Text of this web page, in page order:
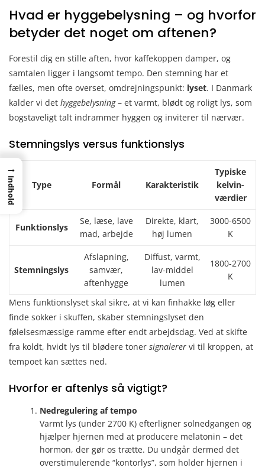
Hvad er hyggebelysning – og hvorfor
betyder det noget om aftenen?
Forestil dig en stille aften, hvor kaffekoppen damper, og
samtalen ligger i langsomt tempo. Den stemning har et
fælles, men ofte overset, omdrejningspunkt: lyset. I Danmark
kalder vi det hyggebelysning– et varmt, blødt og roligt lys, som
bogstaveligt talt indrammer hyggen og inviterer til nærvær.
Stemningslys versus funktionslys
Type Formål Karakteristik
Typiske
kelvin-
værdier
Funktionslys
Se, læse, lave
mad, arbejde
Direkte, klart,
høj lumen
3000-6500
K
Stemningslys
Afslapning,
samvær,
aftenhygge
Diffust, varmt,
lav-middel
lumen
1800-2700
K
Mens funktionslyset skal sikre, at vi kan finhakke løg eller
finde sokker i skuffen, skaber stemningslyset den
følelsesmæssige ramme efter endt arbejdsdag. Ved at skifte
fra koldt, hvidt lys til blødere toner signalerer vi til kroppen, at
tempoet kan sættes ned.
Hvorfor er aftenlys så vigtigt?
Nedregulering af tempo
Varmt lys (under 2700 K) efterligner solnedgangen og
hjælper hjernen med at producere melatonin – det
hormon, der gør os trætte. Du undgår dermed det
overstimulerende “kontorlys”, som holder hjernen i
→
Indhold